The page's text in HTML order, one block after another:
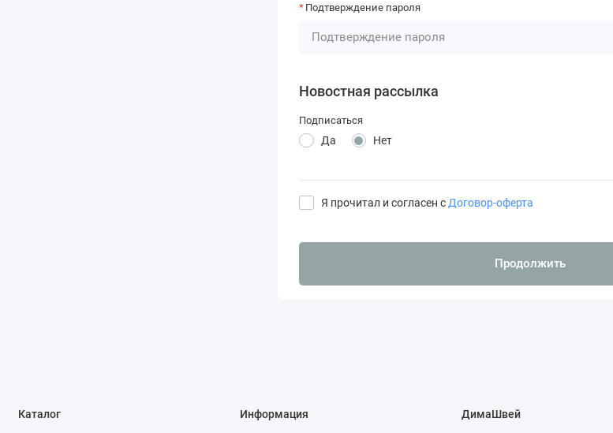
Подтверждение пароля
Новостная рассылка
Подписаться
Да Нет
Я прочитал и согласен с Договор-оферта
Продолжить
Каталог Информация ДимаШвей